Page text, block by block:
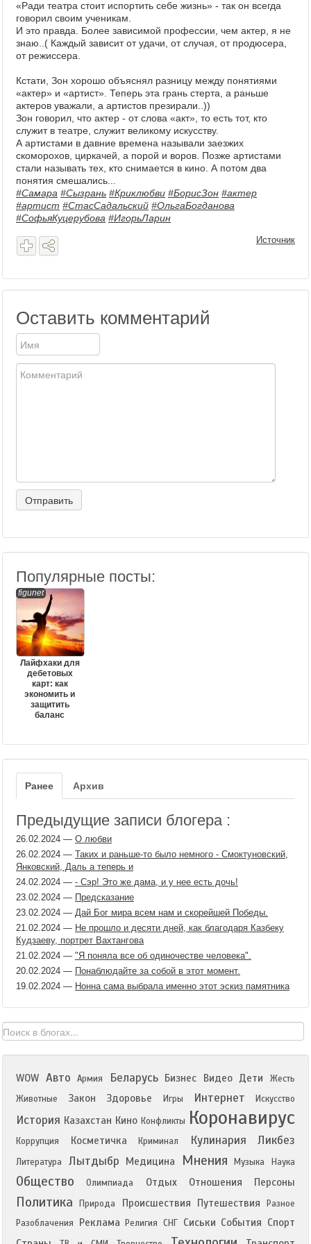
«Ради театра стоит испортить себе жизнь» - так он всегда
говорил своим ученикам.
И это правда. Более зависимой профессии, чем актер, я не
знаю..( Каждый зависит от удачи, от случая, от продюсера,
от режиссера.
Кстати, Зон хорошо объяснял разницу между понятиями
«актер» и «артист». Теперь эта грань стерта, а раньше
актеров уважали, а артистов презирали..))
Зон говорил, что актер - от слова «акт», то есть тот, кто
служит в театре, служит великому искусству.
А артистами в давние времена называли заезжих
скоморохов, циркачей, а порой и воров. Позже артистами
стали называть тех, кто снимается в кино. А потом два
понятия смешались...
#Самара #Сызрань #Криклюбви #БорисЗон #актер
#артист #СтасСадальский #ОльгаБогданова
#СофьяКуцерубова #ИгорьЛарин
Источник
Оставить комментарий
Популярные посты:
figunet
Лайфхаки для
дебетовых
карт: как
экономить и
защитить
баланс
Ранее Архив
Предыдущие записи блогера :
26.02.2024 — О любви
26.02.2024 — Таких и раньше-то было немного - Смоктуновский,
Янковский, Даль а теперь и
24.02.2024 — - Сэр! Это же дама, и у нее есть дочь!
23.02.2024 — Предсказание
23.02.2024 — Дай Бог мира всем нам и скорейшей Победы.
21.02.2024 — Не прошло и десяти дней, как благодаря Казбеку
Кудзаеву, портрет Вахтангова
21.02.2024 — "Я поняла все об одиночестве человека".
20.02.2024 — Понаблюдайте за собой в этот момент.
19.02.2024 — Нонна сама выбрала именно этот эскиз памятника
WOW Авто Армия Беларусь Бизнес Видео Дети
Жесть
Животные
Закон Здоровье Игры Интернет Искусство
История Казахстан Кино Конфликты Коронавирус
Коррупция Косметичка Криминал Кулинария Ликбез
Литература Лытдыбр Медицина Мнения Музыка Наука
Общество Олимпиада Отдых Отношения Персоны
Политика Природа Происшествия Путешествия
Разное
Разоблачения
Реклама Религия СНГ Сиськи События Спорт